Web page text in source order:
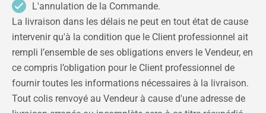
L'annulation de la Commande.
La livraison dans les délais ne peut en tout état de cause
intervenir qu'à la condition que le Client professionnel ait
rempli l’ensemble de ses obligations envers le Vendeur, en
ce compris l’obligation pour le Client professionnel de
fournir toutes les informations nécessaires à la livraison.
Tout colis renvoyé au Vendeur à cause d'une adresse de